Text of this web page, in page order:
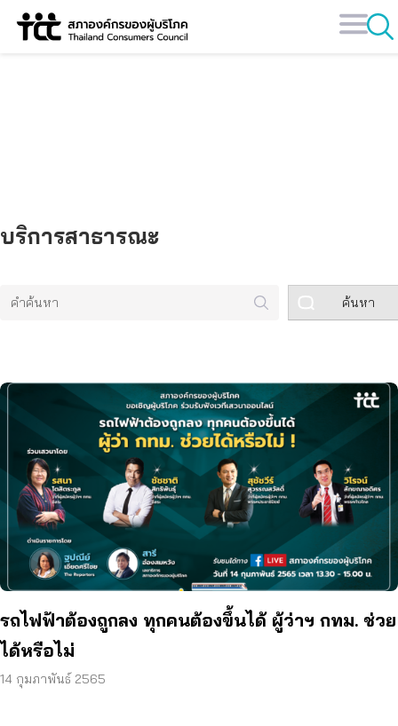
Skip
บริการสาธารณะ
ค้นหา
รถไฟฟ้าต้องถูกลง ทุกคนต้องขึ้นได้ ผู้ว่าฯ กทม. ช่วย
ได้หรือไม่
14 กุมภาพันธ์ 2565